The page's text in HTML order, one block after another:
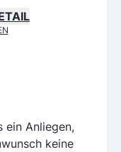
ein Anliegen,
keine